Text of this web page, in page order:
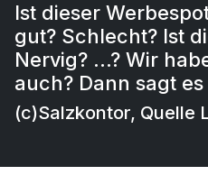
Ist dieser
gut? Schlecht? Ist
Nervig? …? Wir
auch? Dann sagt es
(c)Salzkontor, Quelle